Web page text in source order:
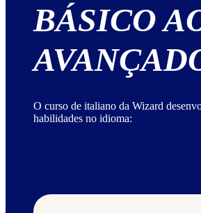
BÁSICO
O curso de italiano da Wizard
habilidades no idioma: